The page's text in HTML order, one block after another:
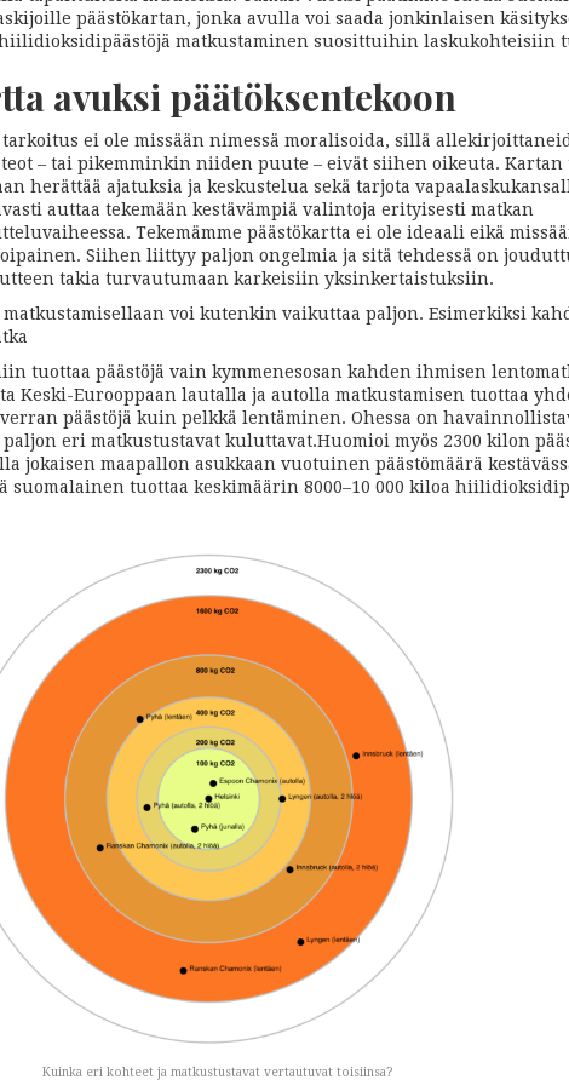
päästökartan, jonka avulla voi saada jonkinlaisen
matkustaminen suosittuihin laskukohteisiin
avuksi päätöksentekoon
ei ole missään nimessä moralisoida, sillä
– tai pikemminkin niiden puute – eivät siihen oikeuta. Kartan
herättää ajatuksia ja keskustelua sekä tarjota
auttaa tekemään kestävämpiä valintoja erityisesti matkan
Tekemämme päästökartta ei ole ideaali eikä
Siihen liittyy paljon ongelmia ja sitä tehdessä on
takia turvautumaan karkeisiin yksinkertaistuksiin.
matkustamisellaan voi kutenkin vaikuttaa paljon. Esimerkiksi
tuottaa päästöjä vain kymmenesosan kahden ihmisen
Keski-Eurooppaan lautalla ja autolla matkustamisen tuottaa
päästöjä kuin pelkkä lentäminen. Ohessa on
eri matkustustavat kuluttavat.Huomioi myös 2300 kilon
jokaisen maapallon asukkaan vuotuinen päästömäärä
suomalainen tuottaa keskimäärin 8000–10 000 kiloa
Kuinka eri kohteet ja matkustustavat vertautuvat toisiinsa?